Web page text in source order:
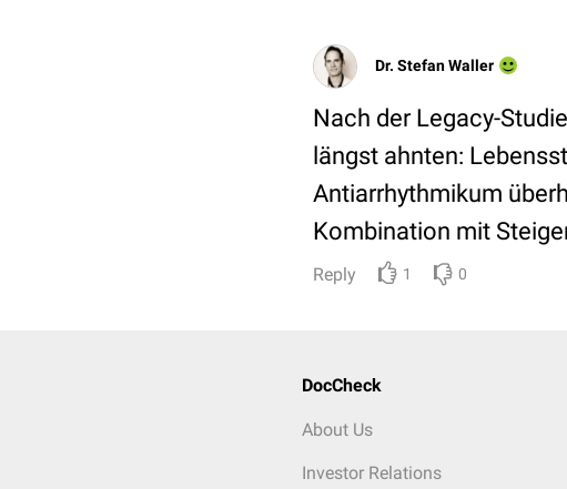
Dr. Stefan Waller
Nach der Legacy-
längst ahnten:
Antiarrhythmikum
Kombination mit
Reply 1 0
DocCheck
About Us
Investor Relations